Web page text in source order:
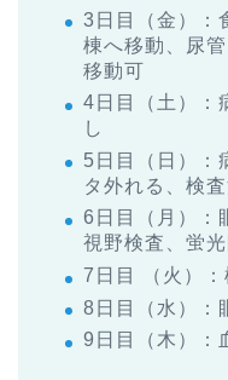
3日目（金）：
棟へ移動、尿
移動可
4日目（土）：
し
5日目（日）：
タ外れる、検
6日目（月）：
視野検査、蛍
7日目 （火）：
8日目（水）：
9日目（木）：